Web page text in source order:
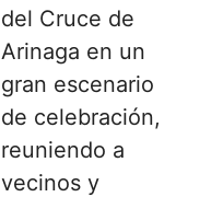
del Cruce de
Arinaga en un
gran escenario
de celebración,
reuniendo a
vecinos y